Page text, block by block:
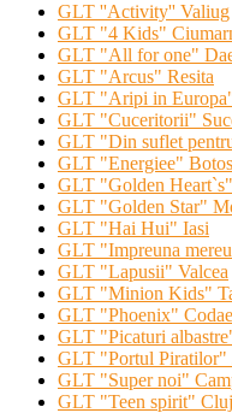
GLT ''Activity'' Valiug
GLT "4 Kids"
GLT "All for one"
GLT "Arcus" Resita
GLT "Aripi in
GLT "Cuceritorii"
GLT "Din suflet
GLT "Energiee"
GLT "Golden
GLT "Golden Star"
GLT "Hai Hui" Iasi
GLT "Impreuna
GLT "Lapusii" Valcea
GLT "Minion Kids"
GLT "Phoenix"
GLT "Picaturi
GLT "Portul Piratilor"
GLT "Super noi"
GLT "Teen spirit" Cluj